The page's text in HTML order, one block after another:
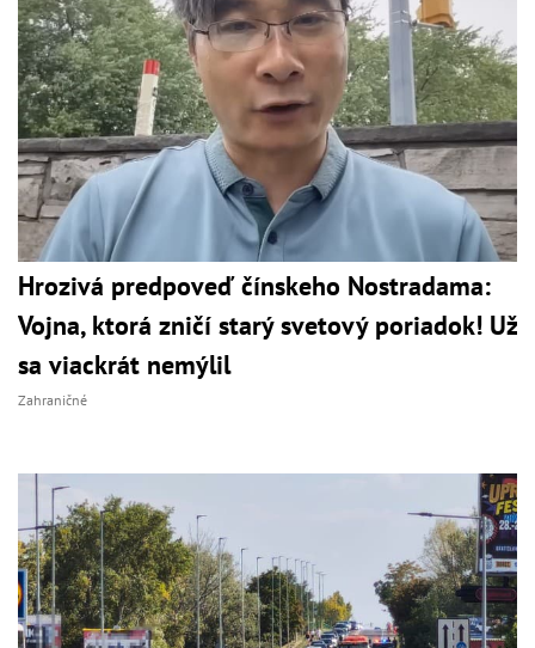
Hrozivá predpoveď čínskeho Nostradama:
Vojna, ktorá zničí starý svetový poriadok! Už
sa viackrát nemýlil
Zahraničné